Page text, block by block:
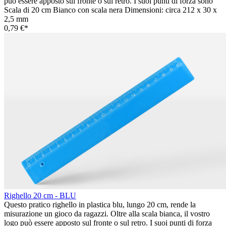
Scala di 20 cm Bianco con scala nera Dimensioni: circa 212 x 30 x
2,5 mm
0,79 €*
Righello 20 cm - BLU
Questo pratico righello in plastica blu, lungo 20 cm, rende la
misurazione un gioco da ragazzi. Oltre alla scala bianca, il vostro
logo può essere apposto sul fronte o sul retro. I suoi punti di forza